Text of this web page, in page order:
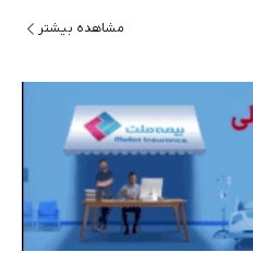
مشاهده بیشتر